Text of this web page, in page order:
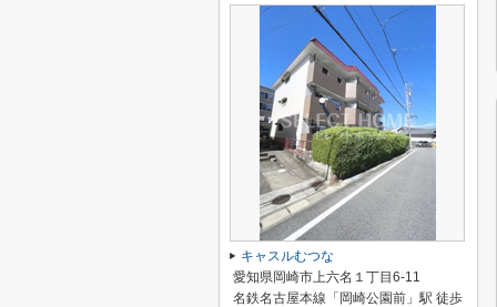
キャスルむつな
愛知県岡崎市上六名１丁目6-11
名鉄名古屋本線「岡崎公園前」駅 徒歩